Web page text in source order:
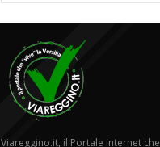
Viareggino.it, il Portale internet che